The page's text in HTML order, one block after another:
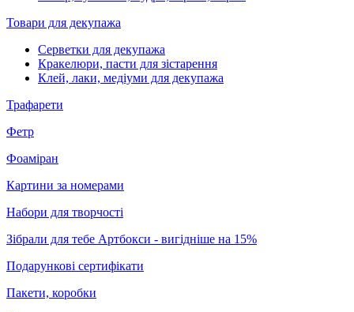
Товари для декупажа
Серветки для декупажа
Кракелюри, пасти для зістарення
Клей, лаки, медіуми для декупажа
Трафарети
Фетр
Фоаміран
Картини за номерами
Набори для творчості
Зібрали для тебе Артбокси - вигідніше на 15%
Подарункові сертифікати
Пакети, коробки